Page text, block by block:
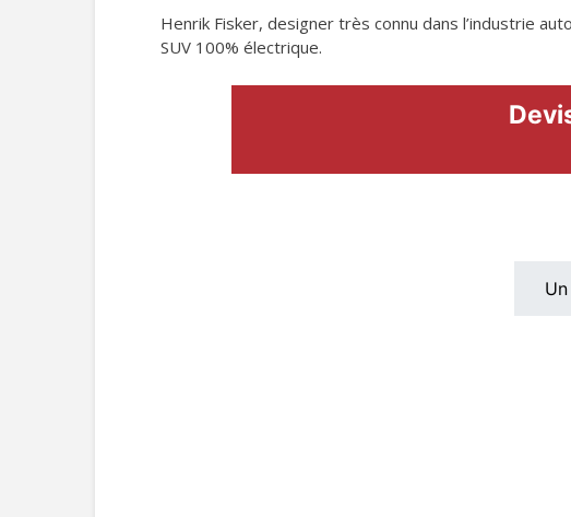
Henrik Fisker, designer très connu dans l’industrie
SUV 100% électrique.